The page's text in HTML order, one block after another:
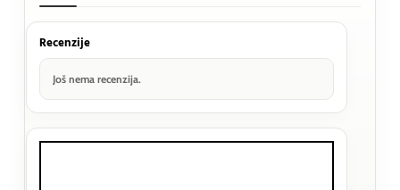
Recenzije
Još nema recenzija.